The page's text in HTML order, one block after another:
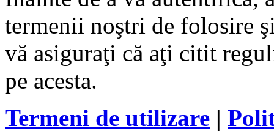
termenii noştri de folosire
vă asiguraţi că aţi citit
pe acesta.
Termeni de utilizare |